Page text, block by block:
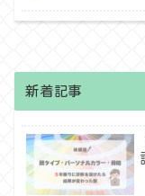
新着記事